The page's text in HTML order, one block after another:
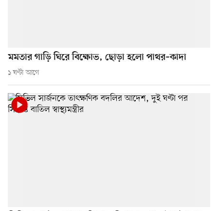
মমতার গাড়ি ঘিরে বিক্ষোভ, ছোড়া হলো পাথর–কাদা
১ ঘণ্টা আগে